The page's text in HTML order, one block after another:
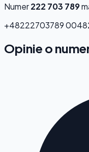
Numer222 703 789
+48222703789
Opinie o